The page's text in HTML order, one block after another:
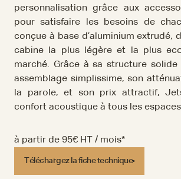
personnalisation grâce aux
pour satisfaire les besoins de
conçue à base d’aluminium extrudé,
cabine la plus légère et la plus
marché. Grâce à sa structure
assemblage simplissime, son
la parole, et son prix attractif,
confort acoustique à tous les
à partir de 95€ HT / mois*
Téléchargez la fiche technique
Téléchargez la fiche technique